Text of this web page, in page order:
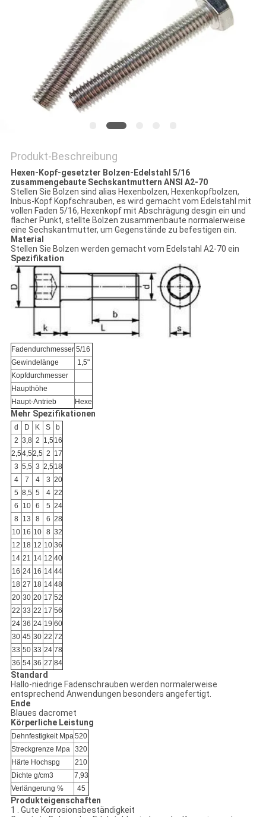
Produkt-Beschreibung
Hexen-Kopf-gesetzter Bolzen-Edelstahl 5/16
zusammengebaute Sechskantmuttern ANSI A2-70
Stellen Sie Bolzen sind alias Hexenbolzen, Hexenkopfbolzen,
Inbus-Kopf Kopfschrauben, es wird gemacht vom Edelstahl mit
vollen Faden 5/16, Hexenkopf mit Abschrägung desgin ein und
flacher Punkt, stellte Bolzen zusammenbaute normalerweise
eine Sechskantmutter, um Gegenstände zu befestigen ein.
Material
Stellen Sie Bolzen werden gemacht vom Edelstahl A2-70 ein
Spezifikation
Fadendurchmesser 5/16
Gewindelänge
1,5"
Kopfdurchmesser
Haupthöhe
Haupt-Antrieb
Hexe
Mehr Spezifikationen
d D K S
b
2 3,8 2 1,5 16
2,54,52,5 2 17
3 5,5 3 2,5 18
4
7 4 3 20
5 8,5 5 4 22
6
10 6 5 24
8 13 8 6 28
10 16 10 8 32
12 18 12 10 36
14 21 14 12 40
16 24 16 14 44
18 27 18 14 48
20 30 20 17 52
22 33 22 17 56
24 36 24 19 60
30 45 30 22 72
33 50 33 24 78
36 54 36 27 84
Standard
Hallo-niedrige Fadenschrauben werden normalerweise
entsprechend Anwendungen besonders angefertigt.
Ende
Blaues dacromet
Körperliche Leistung
Dehnfestigkeit Mpa 520
Streckgrenze Mpa
320
Härte Hochspg
210
Dichte g/cm3
7,93
Verlängerung %
45
Produkteigenschaften
1 . Gute Korrosionsbeständigkeit